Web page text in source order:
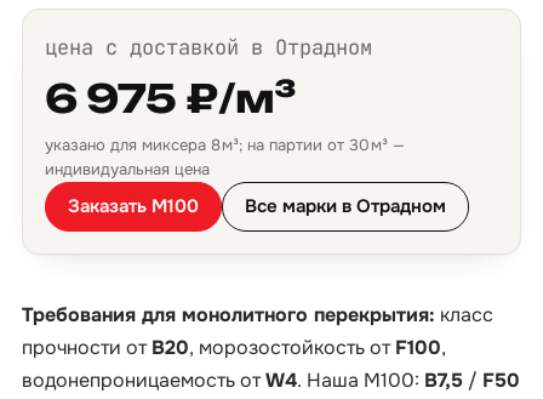
цена с доставкой в Отрадном
6 975 ₽/м³
указано для миксера 8 м³; на партии от 30 м³ —
индивидуальная цена
Заказать М100 Все марки в Отрадном
Требования для монолитного перекрытия: класс
прочности отB20, морозостойкость отF100,
водонепроницаемость отW4. Наша М100: B7,5 / F50